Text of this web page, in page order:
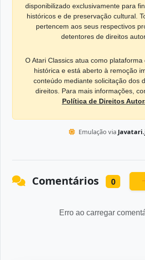
disponibilizado exclusivamente para
históricos e de preservação cultural.
pertencem aos seus respectivos
detentores de direitos
O Atari Classics atua como
histórica e está aberto à remoção
conteúdo mediante solicitação dos
direitos. Para mais informações,
Política de Direitos
Emulação via
Comentários 0
Erro ao carregar